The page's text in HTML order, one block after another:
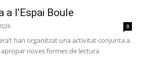
a l’Espai Boule
0
han organitzat una activitat conjunta a
apropar noves formes de lectura